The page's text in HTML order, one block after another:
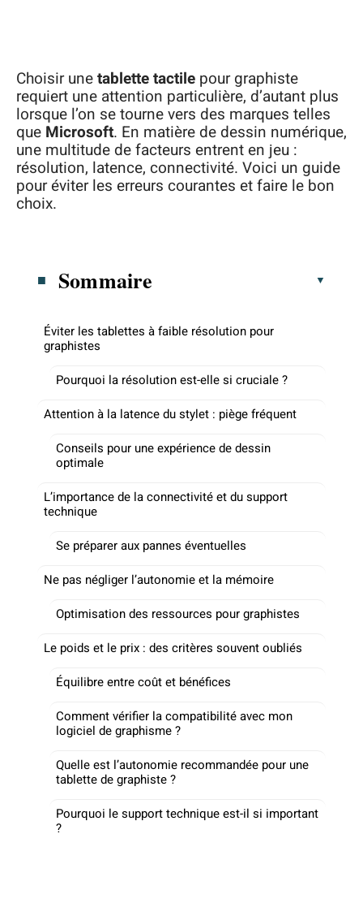
Choisir unetablette tactile pour graphiste
requiert une attention particulière, d’autant plus
lorsque l’on se tourne vers des marques telles
que Microsoft. En matière de dessin numérique,
une multitude de facteurs entrent en jeu :
résolution, latence, connectivité. Voici un guide
pour éviter les erreurs courantes et faire le bon
choix.
Sommaire
Éviter les tablettes à faible résolution pour
graphistes
Pourquoi la résolution est-elle si cruciale ?
Attention à la latence du stylet : piège fréquent
Conseils pour une expérience de dessin
optimale
L’importance de la connectivité et du support
technique
Se préparer aux pannes éventuelles
Ne pas négliger l’autonomie et la mémoire
Optimisation des ressources pour graphistes
Le poids et le prix : des critères souvent oubliés
Équilibre entre coût et bénéfices
Comment vérifier la compatibilité avec mon
logiciel de graphisme ?
Quelle est l’autonomie recommandée pour une
tablette de graphiste ?
Pourquoi le support technique est-il si important
?